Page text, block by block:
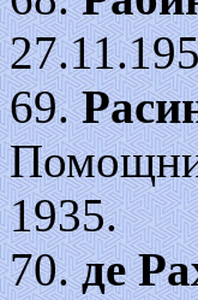
69.
1935.
70.де